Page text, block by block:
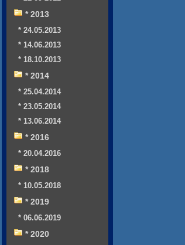
* 2013
* 24.05.2013
* 14.06.2013
* 18.10.2013
* 2014
* 25.04.2014
* 23.05.2014
* 13.06.2014
* 2016
* 20.04.2016
* 2018
* 10.05.2018
* 2019
* 06.06.2019
* 2020